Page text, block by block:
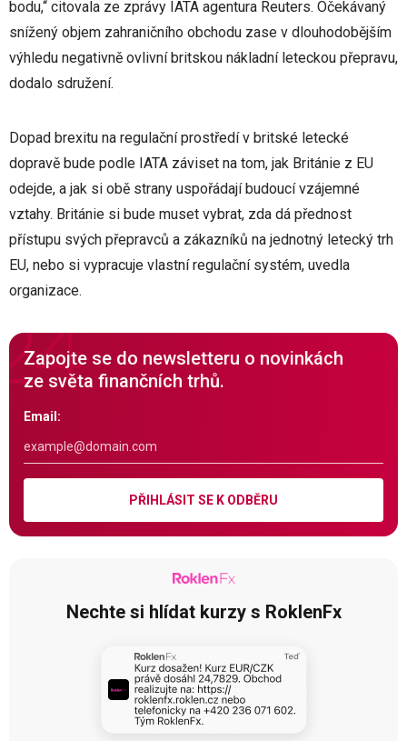
bodu,“ citovala ze zprávy IATA agentura Reuters. Očekávaný
snížený objem zahraničního obchodu zase v dlouhodobějším
výhledu negativně ovlivní britskou nákladní leteckou přepravu,
dodalo sdružení.
Dopad brexitu na regulační prostředí v britské letecké
dopravě bude podle IATA záviset na tom, jak Británie z EU
odejde, a jak si obě strany uspořádají budoucí vzájemné
vztahy. Británie si bude muset vybrat, zda dá přednost
přístupu svých přepravců a zákazníků na jednotný letecký trh
EU, nebo si vypracuje vlastní regulační systém, uvedla
organizace.
Zapojte se do newsletteru o novinkách
ze světa finančních trhů.
Email:
PŘIHLÁSIT SE K ODBĚRU
Nechte si hlídat kurzy s RoklenFx